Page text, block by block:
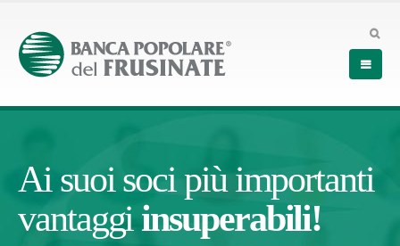
Ai suoi soci più importanti
vantaggi insuperabili!